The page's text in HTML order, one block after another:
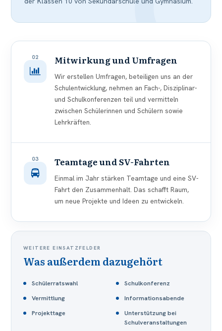
02 Mitwirkung und Umfragen
Wir erstellen Umfragen, beteiligen uns an der
Schulentwicklung, nehmen an Fach-, Disziplinar-
und Schulkonferenzen teil und vermitteln
zwischen Schülerinnen und Schülern sowie
Lehrkräften.
03 Teamtage und SV-Fahrten
Einmal im Jahr stärken Teamtage und eine SV-
Fahrt den Zusammenhalt. Das schafft Raum,
um neue Projekte und Ideen zu entwickeln.
WEITERE EINSATZFELDER
Was außerdem dazugehört
Schülerratswahl
Schulkonferenz
Vermittlung
Informationsabende
Projekttage
Unterstützung bei
Schulveranstaltungen